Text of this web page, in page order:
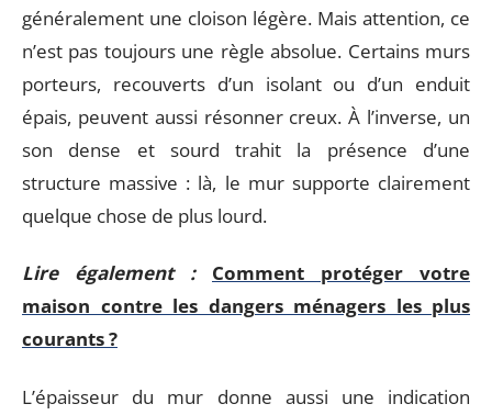
généralement une cloison légère. Mais attention, ce
n’est pas toujours une règle absolue. Certains murs
porteurs, recouverts d’un isolant ou d’un enduit
épais, peuvent aussi résonner creux. À l’inverse, un
son dense et sourd trahit la présence d’une
structure massive : là, le mur supporte clairement
quelque chose de plus lourd.
Lire également :
Comment protéger votre
maison contre les dangers ménagers les plus
courants ?
L’épaisseur du mur donne aussi une indication